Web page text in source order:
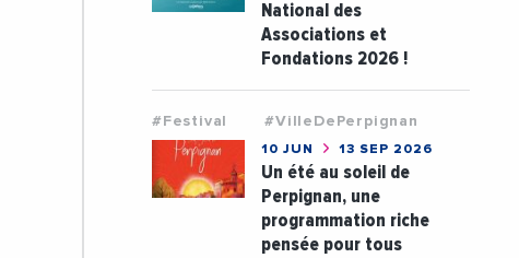
National des
Associations et
Fondations 2026 !
#Festival #VilleDePerpignan
10 JUN 13 SEP 2026
Un été au soleil de
Perpignan, une
programmation riche
pensée pour tous